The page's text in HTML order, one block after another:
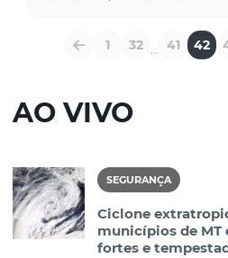
1 32 ... 41 42
AO VIVO
SEGURANÇA
Ciclone
municípios de MT
fortes e